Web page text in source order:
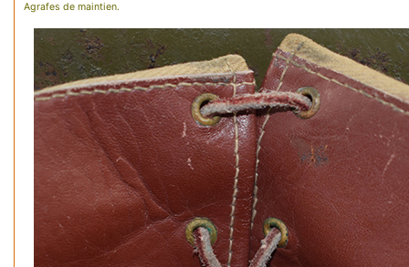
Agrafes de maintien.